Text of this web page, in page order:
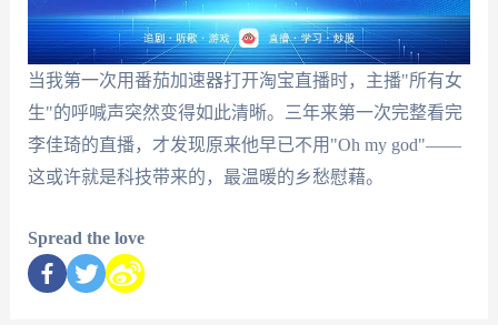
当我第一次用番茄加速器打开淘宝直播时，主播"所有女
生"的呼喊声突然变得如此清晰。三年来第一次完整看完
李佳琦的直播，才发现原来他早已不用"Oh my god"——
这或许就是科技带来的，最温暖的乡愁慰藉。
Spread the love